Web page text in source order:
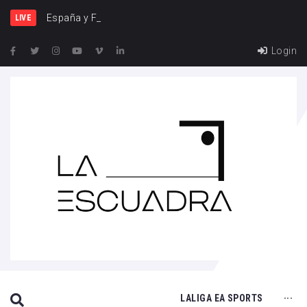
LIVE España y Francia, una rivali
Login
LALIGA EA SPORTS ···